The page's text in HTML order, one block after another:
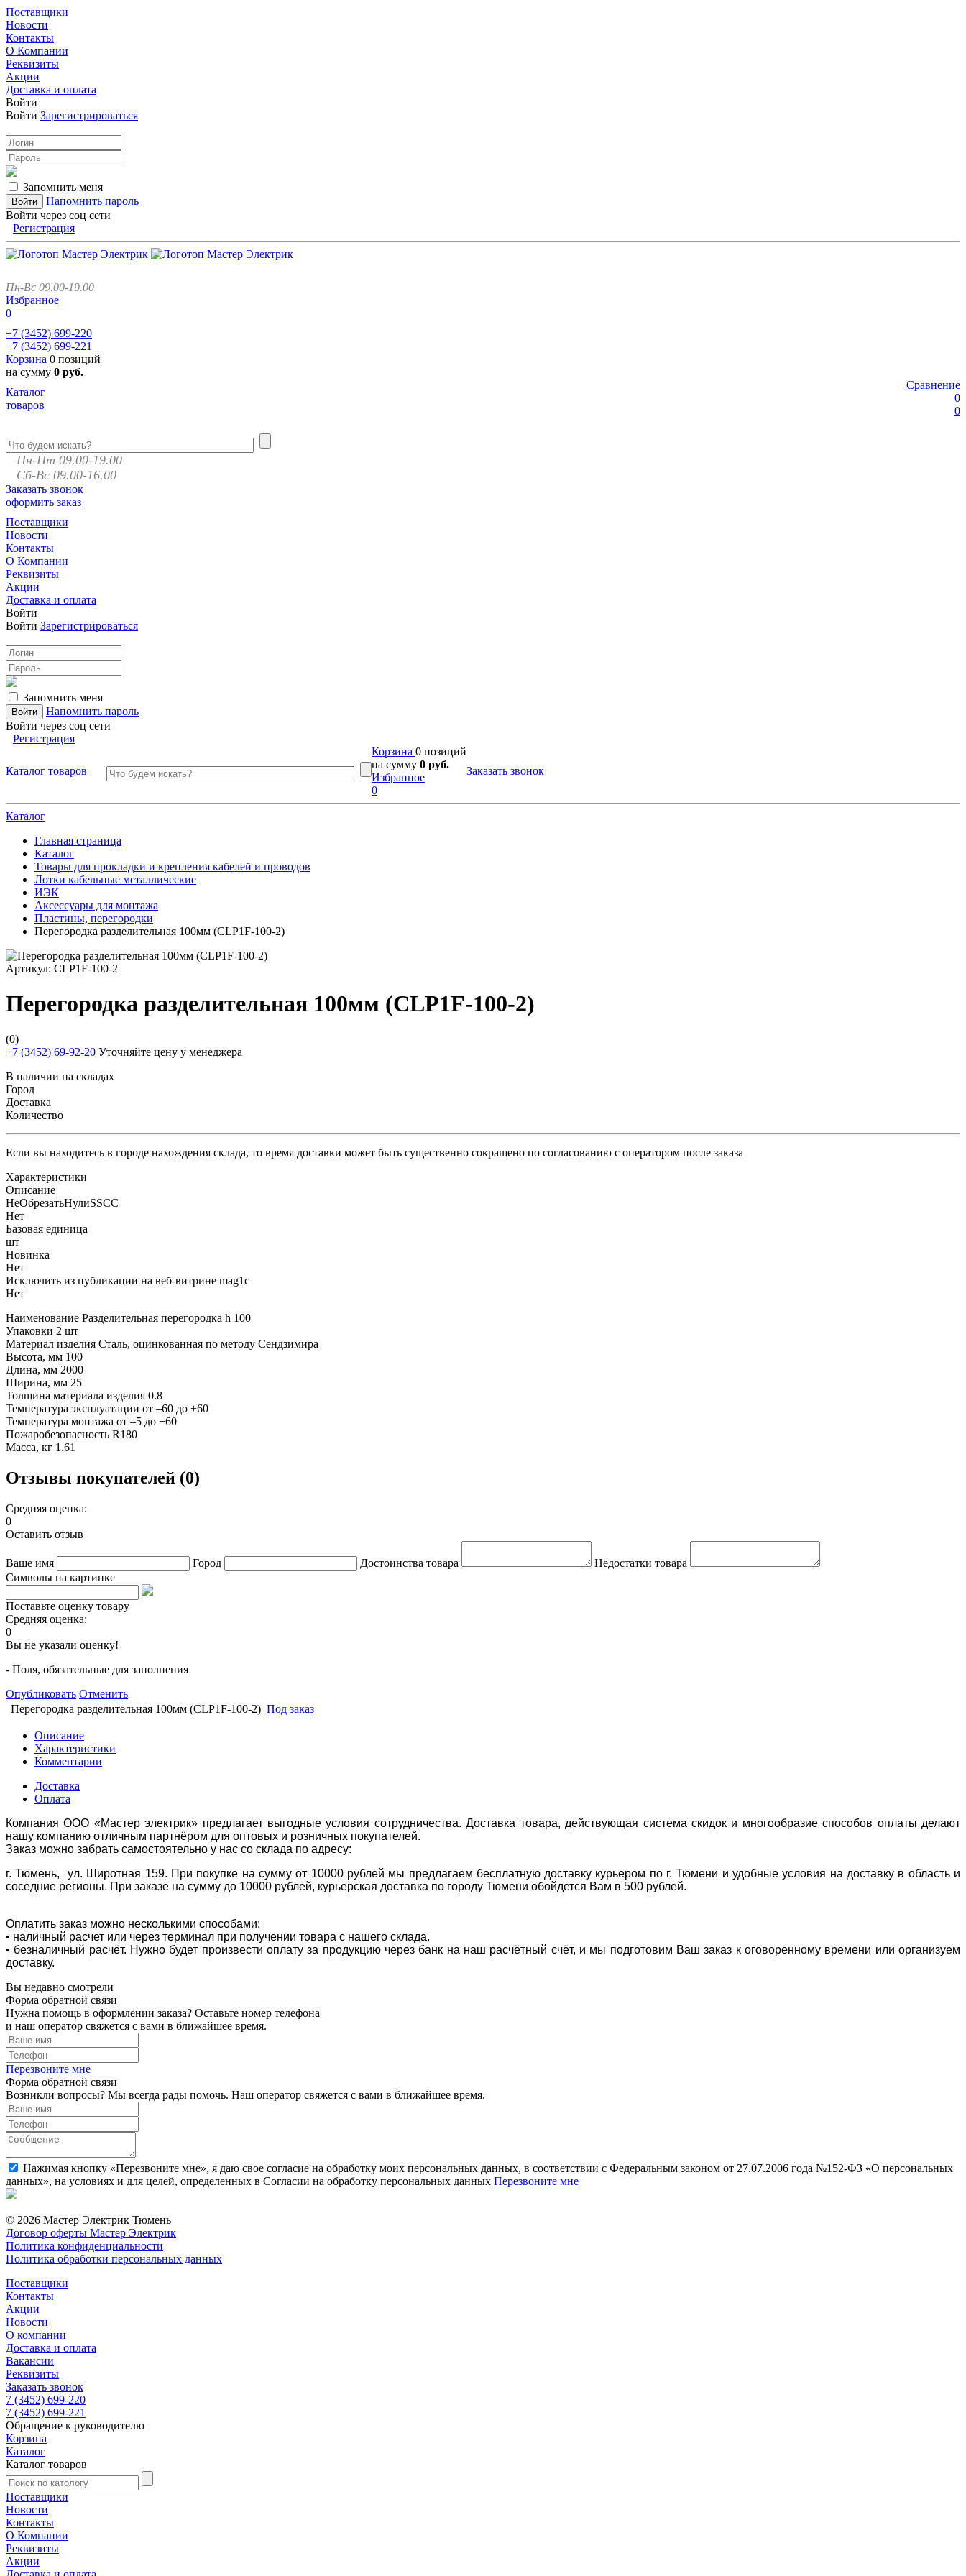
Поставщики
Новости
Контакты
О Компании
Реквизиты
Акции
Доставка и оплата
Войти
Войти Зарегистрироваться
Запомнить меня
Напомнить пароль
Войти через соц сети
Регистрация
Пн-Вс 09.00-19.00
Избранное
0
+7 (3452) 699-220
+7 (3452) 699-221
Корзина 0 позиций
на сумму 0 руб.
Сравнение
0
0
Каталог
товаров
Пн-Пт 09.00-19.00
Сб-Вс 09.00-16.00
Заказать звонок
оформить заказ
Поставщики
Новости
Контакты
О Компании
Реквизиты
Акции
Доставка и оплата
Войти
Войти Зарегистрироваться
Запомнить меня
Напомнить пароль
Войти через соц сети
Регистрация
Каталог товаров
Корзина 0 позиций
на сумму 0 руб.
Избранное
0
Заказать звонок
Каталог
Главная страница
Каталог
Товары для прокладки и крепления кабелей и проводов
Лотки кабельные металлические
ИЭК
Аксессуары для монтажа
Пластины, перегородки
Перегородка разделительная 100мм (CLP1F-100-2)
Артикул: CLP1F-100-2
Перегородка разделительная 100мм (CLP1F-100-2)
(0)
+7 (3452) 69-92-20 Уточняйте цену у менеджера
В наличии на складах
Город
Доставка
Количество
Если вы находитесь в городе нахождения склада, то время доставки может быть существенно сокращено по согласованию с оператором после заказа
Характеристики
Описание
НеОбрезатьНулиSSCC
Нет
Базовая единица
шт
Новинка
Нет
Исключить из публикации на веб-витрине mag1c
Нет
Наименование Разделительная перегородка h 100
Упаковки 2 шт
Материал изделия Сталь, оцинкованная по методу Сендзимира
Высота, мм 100
Длина, мм 2000
Ширина, мм 25
Толщина материала изделия 0.8
Температура эксплуатации от –60 до +60
Температура монтажа от –5 до +60
Пожаробезопасность R180
Масса, кг 1.61
Отзывы покупателей (0)
Средняя оценка:
0
Оставить отзыв
Ваше имя Город Достоинства товара
Недостатки товара
Символы на картинке
Поставьте оценку товару
Средняя оценка:
0
Вы не указали оценку!
- Поля, обязательные для заполнения
Опубликовать Отменить
Перегородка разделительная 100мм (CLP1F-100-2) Под заказ
Описание
Характеристики
Комментарии
Доставка
Оплата
Компания ООО «Мастер электрик» предлагает выгодные условия сотрудничества. Доставка товара, действующая система скидок и многообразие способов оплаты делают
нашу компанию отличным партнёром для оптовых и розничных покупателей.
Заказ можно забрать самостоятельно у нас со склада по адресу:
г. Тюмень, ул. Широтная 159. При покупке на сумму от 10000 рублей мы предлагаем бесплатную доставку курьером по г. Тюмени и удобные условия на доставку в область и
соседние регионы. При заказе на сумму до 10000 рублей, курьерская доставка по городу Тюмени обойдется Вам в 500 рублей.
Оплатить заказ можно несколькими способами:
• наличный расчет или через терминал при получении товара с нашего склада.
• безналичный расчёт. Нужно будет произвести оплату за продукцию через банк на наш расчётный счёт, и мы подготовим Ваш заказ к оговоренному времени или организуем
доставку.
Вы недавно смотрели
Форма обратной связи
Нужна помощь в оформлении заказа? Оставьте номер телефона
и наш оператор свяжется с вами в ближайшее время.
Перезвоните мне
Форма обратной связи
Возникли вопросы? Мы всегда рады помочь. Наш оператор свяжется с вами в ближайшее время.
Нажимая кнопку «Перезвоните мне», я даю свое согласие на обработку моих персональных данных, в соответствии с Федеральным законом от 27.07.2006 года №152-ФЗ «О персональных
данных», на условиях и для целей, определенных в Согласии на обработку персональных данных Перезвоните мне
© 2026 Мастер Электрик Тюмень
Договор оферты Мастер Электрик
Политика конфиденциальности
Политика обработки персональных данных
Поставщики
Контакты
Акции
Новости
О компании
Доставка и оплата
Вакансии
Реквизиты
Заказать звонок
7 (3452) 699-220
7 (3452) 699-221
Обращение к руководителю
Корзина
Каталог
Каталог товаров
Поставщики
Новости
Контакты
О Компании
Реквизиты
Акции